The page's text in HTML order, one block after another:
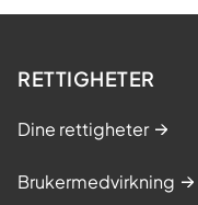
RETTIGHETER
Dine rettigheter
Brukermedvirkning